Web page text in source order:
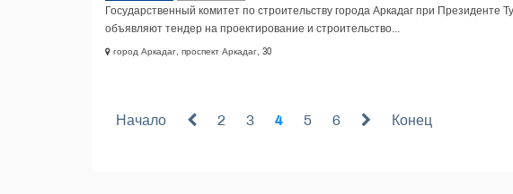
Государственный комитет по строительству города Аркадаг при Президенте
объявляют тендер на проектирование и строительство...
город Аркадаг, проспект Аркадаг, 30
Начало 2 3 4 5 6 Конец